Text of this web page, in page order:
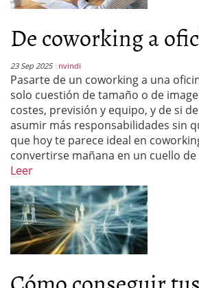
De coworking a
23 Sep 2025 nvindi
Pasarte de un coworking a una
solo cuestión de tamaño o de
costes, previsión y equipo, y de si
asumir más responsabilidades sin
que hoy te parece ideal en
convertirse mañana en un cuello
Leer